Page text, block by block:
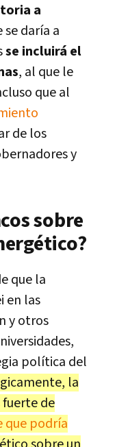
a
se daría a
se incluirá el
, al que le
que al
de los
y
sobre
que la
en las
y otros
política del
la
de
que podría